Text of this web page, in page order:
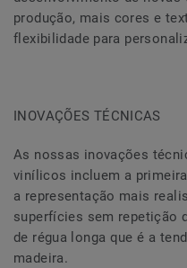
produção, mais cores e
flexibilidade para
INOVAÇÕES TÉCNICAS
As nossas inovações
vinílicos incluem a
a representação mais
superfícies sem repetição
de régua longa que é a
madeira.